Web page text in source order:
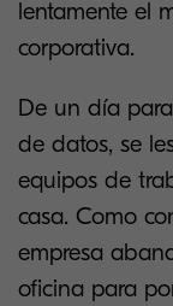
lentamente el
corporativa.
De un día
de datos, se
equipos de
casa. Como
empresa
oficina para